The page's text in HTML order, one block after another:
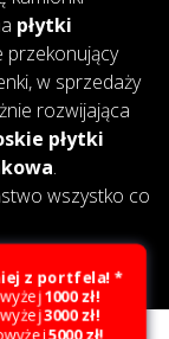
płytki
przekonujący
w sprzedaży
rozwijająca
płytki
.
wszystko co
by Webcat
z portfela! *
1000 zł!
3000 zł!